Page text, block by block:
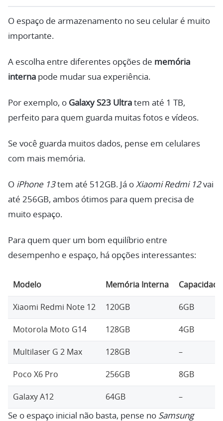
O espaço de armazenamento no seu celular é muito
importante.
A escolha entre diferentes opções de memória
interna pode mudar sua experiência.
Por exemplo, o Galaxy S23 Ultra tem até 1 TB,
perfeito para quem guarda muitas fotos e vídeos.
Se você guarda muitos dados, pense em celulares
com mais memória.
O iPhone 13tem até 512GB. Já o Xiaomi Redmi 12vai
até 256GB, ambos ótimos para quem precisa de
muito espaço.
Para quem quer um bom equilíbrio entre
desempenho e espaço, há opções interessantes:
Modelo Memória Interna
Xiaomi Redmi Note 12 120GB 6GB
Motorola Moto G14 128GB 4GB
Multilaser G 2 Max 128GB –
Poco X6 Pro 256GB 8GB
Galaxy A12 64GB –
Se o espaço inicial não basta, pense no Samsung